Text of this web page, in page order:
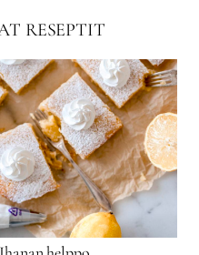
RESEPTIT